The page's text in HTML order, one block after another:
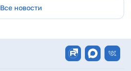
Все новости